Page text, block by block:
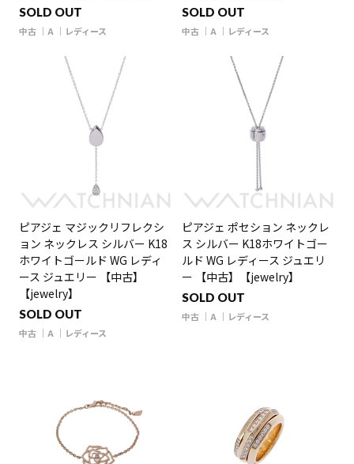
SOLD OUT
中古 A レディース
SOLD OUT
中古 A レディース
ピアジェ マジックリフレクシ
ョン ネックレス シルバー K18
ホワイトゴールド WG レディ
ース ジュエリー 【中古】
【jewelry】
SOLD OUT
中古 A レディース
ピアジェ ポセション ネックレ
ス シルバー K18ホワイトゴー
ルド WG レディース ジュエリ
ー 【中古】【jewelry】
SOLD OUT
中古 A レディース